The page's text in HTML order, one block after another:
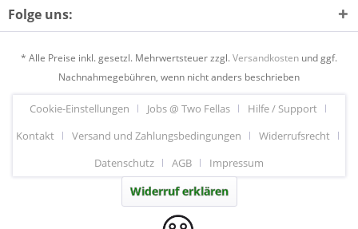
Folge uns:
* Alle Preise inkl. gesetzl. Mehrwertsteuer zzgl.Versandkosten und ggf.
Nachnahmegebühren, wenn nicht anders beschrieben
Cookie-Einstellungen Jobs @ Two Fellas
Hilfe / Support
Kontakt
Versand und Zahlungsbedingungen
Widerrufsrecht
Datenschutz
AGB Impressum
Widerruf erklären